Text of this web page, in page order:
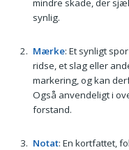
mindre skade, der
synlig.
Mærke: Et synligt
ridse, et slag eller
markering, og kan
Også anvendeligt i
forstand.
Notat: En kortfattet,